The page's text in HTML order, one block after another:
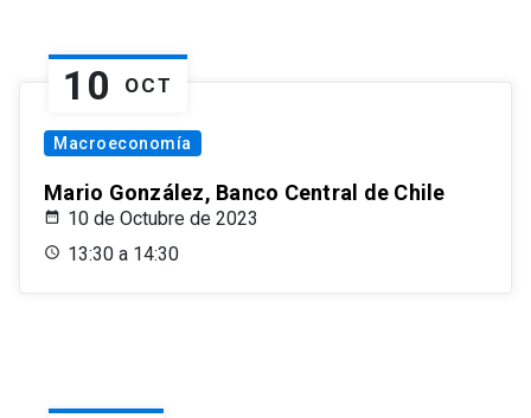
10 OCT
Macroeconomía
Mario González, Banco Central de Chile
10 de Octubre de 2023
13:30 a 14:30